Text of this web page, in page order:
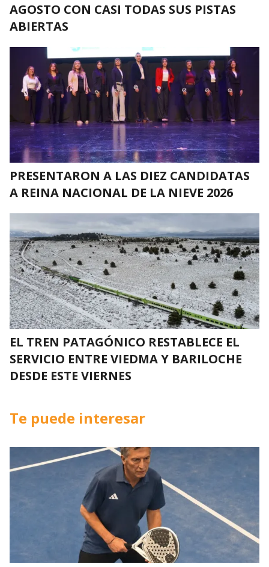
AGOSTO CON CASI TODAS SUS PISTAS
ABIERTAS
PRESENTARON A LAS DIEZ CANDIDATAS
A REINA NACIONAL DE LA NIEVE 2026
EL TREN PATAGÓNICO RESTABLECE EL
SERVICIO ENTRE VIEDMA Y BARILOCHE
DESDE ESTE VIERNES
Te puede interesar